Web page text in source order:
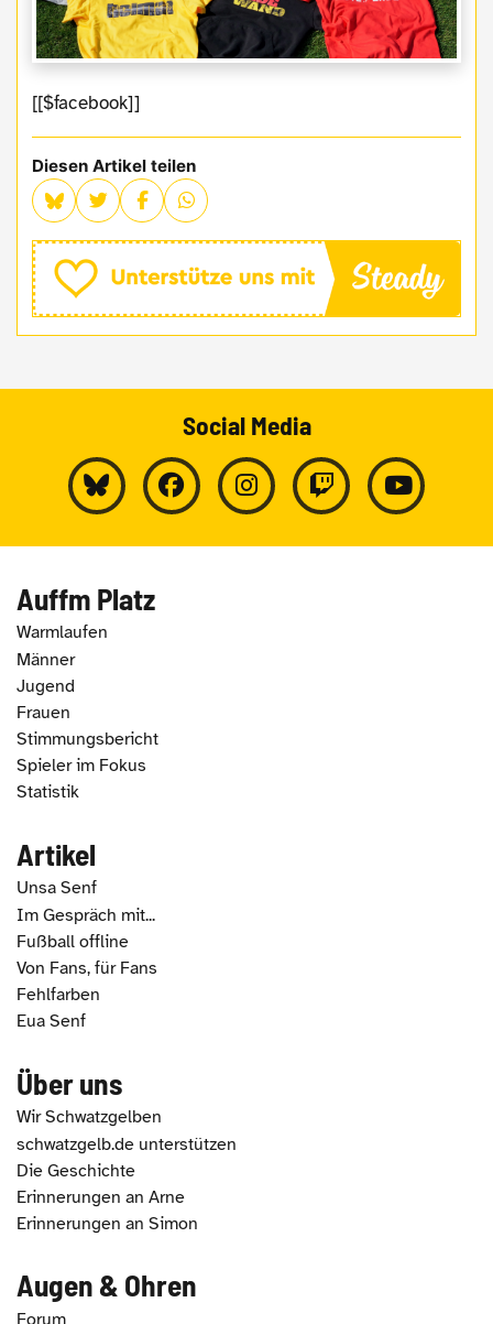
[[$facebook]]
Diesen Artikel teilen
Social Media
Auffm Platz
Warmlaufen
Männer
Jugend
Frauen
Stimmungsbericht
Spieler im Fokus
Statistik
Artikel
Unsa Senf
Im Gespräch mit...
Fußball offline
Von Fans, für Fans
Fehlfarben
Eua Senf
Über uns
Wir Schwatzgelben
schwatzgelb.de unterstützen
Die Geschichte
Erinnerungen an Arne
Erinnerungen an Simon
Augen & Ohren